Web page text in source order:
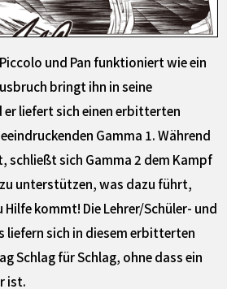
und Pan funktioniert wie ein
bringt ihn in seine
er liefert sich einen erbitterten
Gamma 1. Während
sich Gamma 2 dem Kampf
unterstützen, was dazu führt,
Hilfe kommt! Die Lehrer/Schüler- und
liefern sich in diesem erbitterten
Schlag für Schlag, ohne dass ein
ist.